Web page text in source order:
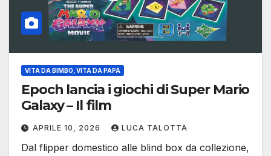
VITA DA BIMBO, VITA DA PAPÀ
Epoch lancia i giochi di Super Mario
Galaxy – Il film
APRILE 10, 2026 LUCA TALOTTA
Dal flipper domestico alle blind box da collezione,